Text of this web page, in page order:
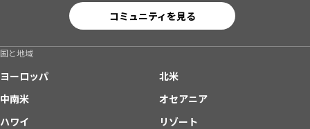
コミュニティを見る
国と地域
ヨーロッパ
北米
中南米
オセアニア
ハワイ
リゾート